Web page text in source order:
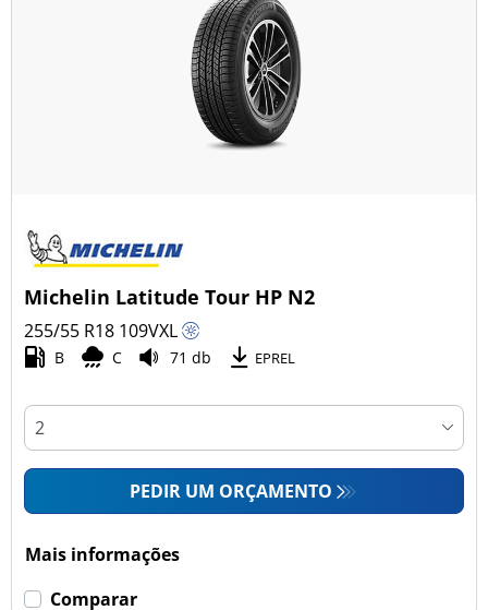
Michelin Latitude Tour HP N2
255/55 R18 109VXL
B C 71 db EPREL
PEDIR UM ORÇAMENTO
Mais informações
Comparar